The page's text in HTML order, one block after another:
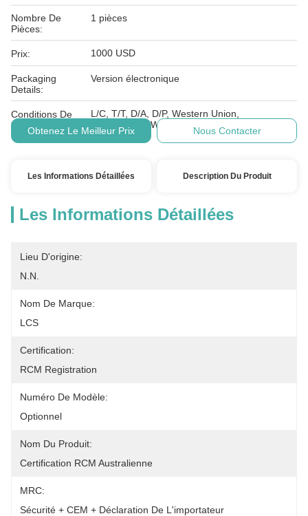
Nombre De
Pièces:
1 pièces
Prix: 1000 USD
Packaging
Details:
Version électronique
Conditions De
Paiement:
L/C, T/T, D/A, D/P, Western Union,
MoneyGram, Wechat, Alipay
Obtenez Le Meilleur Prix Nous Contacter
Les Informations Détaillées Description Du Produit
Les Informations Détaillées
Lieu D'origine:
N.N.
Nom De Marque:
LCS
Certification:
RCM Registration
Numéro De Modèle:
Optionnel
Nom Du Produit:
Certification RCM Australienne
MRC:
Sécurité + CEM + Déclaration De L'importateur